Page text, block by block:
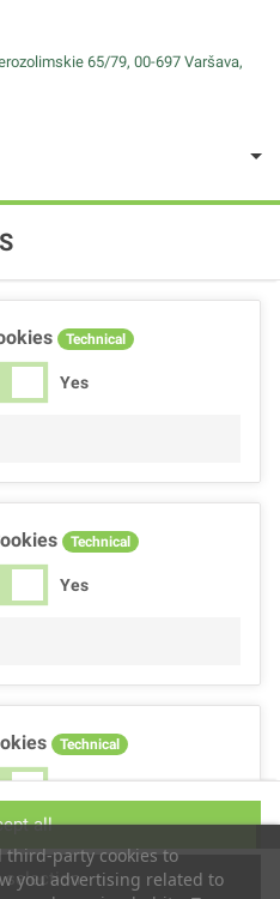
65/79, 00-697 Varšava,
third-party cookies to
you advertising related to
Technical
Yes
Technical
Yes
Technical
Yes
selection
all